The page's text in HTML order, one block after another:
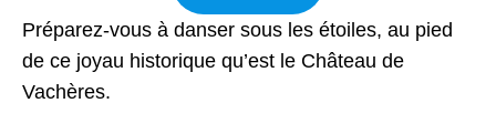
Préparez-vous à danser sous les étoiles, au pied
de ce joyau historique qu’est le Château de
Vachères.